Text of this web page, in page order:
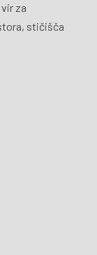
za
stičišča